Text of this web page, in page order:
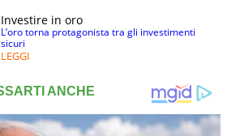
Investire in oro
L’oro torna protagonista tra gli investimenti
sicuri
LEGGI